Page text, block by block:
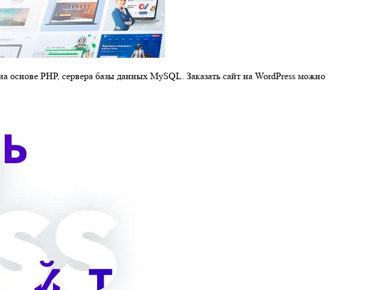
PHP, сервера базы данных MySQL. Заказать сайт на WordPress можно